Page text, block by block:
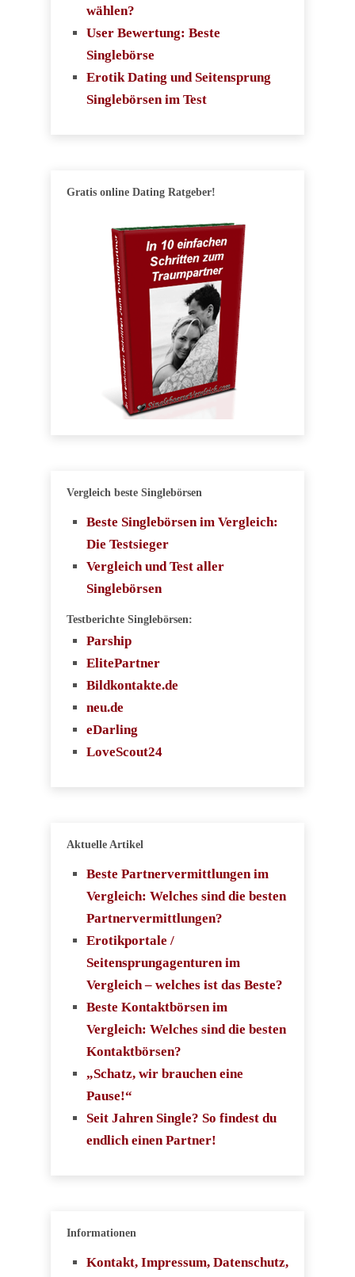
wählen?
User Bewertung: Beste
Singlebörse
Erotik Dating und Seitensprung
Singlebörsen im Test
Gratis online Dating Ratgeber!
Vergleich beste Singlebörsen
Beste Singlebörsen im Vergleich:
Die Testsieger
Vergleich und Test aller
Singlebörsen
Testberichte Singlebörsen:
Parship
ElitePartner
Bildkontakte.de
neu.de
eDarling
LoveScout24
Aktuelle Artikel
Beste Partnervermittlungen im
Vergleich: Welches sind die besten
Partnervermittlungen?
Erotikportale /
Seitensprungagenturen im
Vergleich – welches ist das Beste?
Beste Kontaktbörsen im
Vergleich: Welches sind die besten
Kontaktbörsen?
„Schatz, wir brauchen eine
Pause!“
Seit Jahren Single? So findest du
endlich einen Partner!
Informationen
Kontakt, Impressum, Datenschutz,